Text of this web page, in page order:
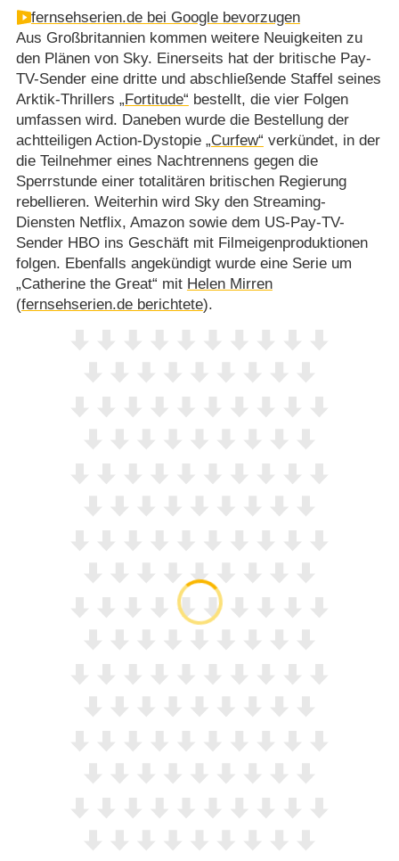
fernsehserien.de bei Google bevorzugen
Aus Großbritannien kommen weitere Neuigkeiten zu
den Plänen von Sky. Einerseits hat der britische Pay-
TV-Sender eine dritte und abschließende Staffel seines
Arktik-Thrillers „Fortitude“ bestellt, die vier Folgen
umfassen wird. Daneben wurde die Bestellung der
achtteiligen Action-Dystopie „Curfew“ verkündet, in der
die Teilnehmer eines Nachtrennens gegen die
Sperrstunde einer totalitären britischen Regierung
rebellieren. Weiterhin wird Sky den Streaming-
Diensten Netflix, Amazon sowie dem US-Pay-TV-
Sender HBO ins Geschäft mit Filmeigenproduktionen
folgen. Ebenfalls angekündigt wurde eine Serie um
„Catherine the Great“ mit Helen Mirren
(fernsehserien.de berichtete).